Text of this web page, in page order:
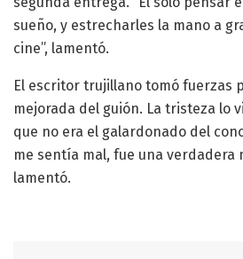
sueño, y estrecharles la mano a
cine”, lamentó.
El escritor trujillano tomó fuerzas
mejorada del guión. La tristeza lo
que no era el galardonado del
me sentía mal, fue una verdadera
lamentó.